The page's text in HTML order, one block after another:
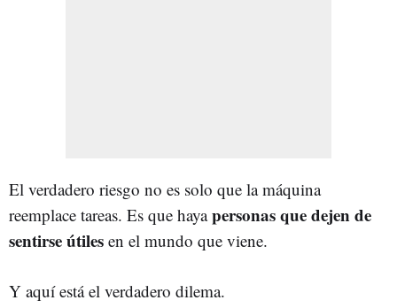
El verdadero riesgo no es solo que la máquina
reemplace tareas. Es que hayapersonas que dejen de
sentirse útiles en el mundo que viene.
Y aquí está el verdadero dilema.